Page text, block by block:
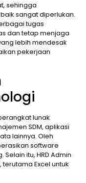
sehingga
sangat diperlukan.
tugas
dan tetap menjaga
lebih mendesak
pekerjaan
lunak
SDM, aplikasi
lainnya. Oleh
software
itu, HRD Admin
Excel untuk